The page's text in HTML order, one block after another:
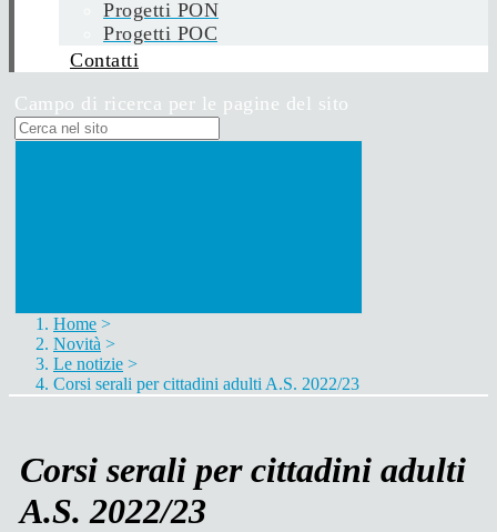
Progetti PON
Progetti POC
Contatti
Campo di ricerca per le pagine del sito
Home >
Novità >
Le notizie >
Corsi serali per cittadini adulti A.S. 2022/23
Corsi serali per cittadini adulti
A.S. 2022/23